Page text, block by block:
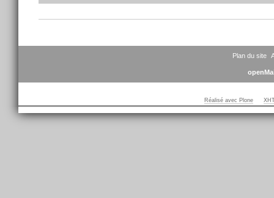
document
Plan du site
Réalisé avec Plone